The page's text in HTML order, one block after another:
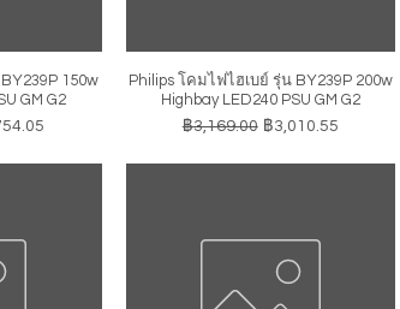
150w
GM G2
ขายลด
ดูข้อมูลด่วน
Philips โคมไฟไฮเบย์ รุ่น BY239P 200w
Highbay LED240 PSU GM G2
ราคาปกติ
฿3,169.00 ราคาขายลด
฿3,010.55